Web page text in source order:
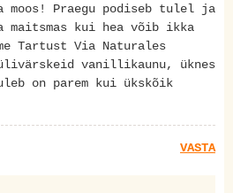
Praegu podiseb tulel ja
maitsmas kui hea võib ikka
Tartust Via Naturales
vanillikaunu, üknes
on parem kui ükskõik
VASTA